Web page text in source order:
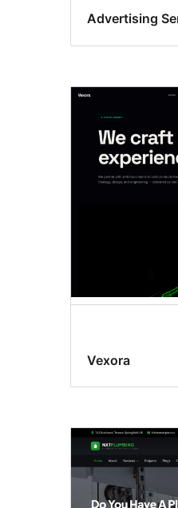
Advertising
Vexora